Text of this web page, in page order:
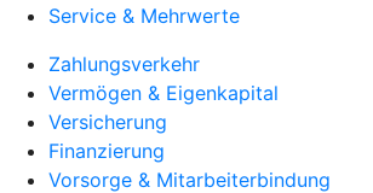
Service & Mehrwerte
Zahlungsverkehr
Vermögen & Eigenkapital
Versicherung
Finanzierung
Vorsorge & Mitarbeiterbindung